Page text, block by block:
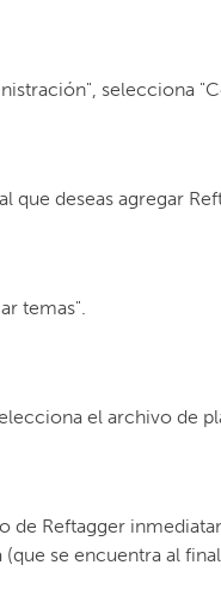
selecciona
que deseas agregar
temas".
el archivo de
de Reftagger
se encuentra al